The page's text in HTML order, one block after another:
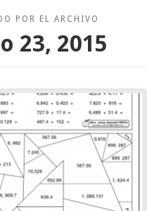
POR EL ARCHIVO
23, 2015